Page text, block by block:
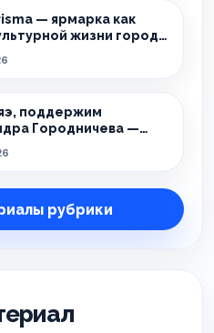
— ярмарка как
жизни города:
поддержим
Городничева —
рубрики